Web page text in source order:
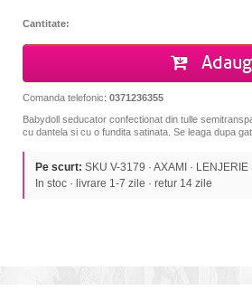
Cantitate:
Comanda telefonic: 0371236355
Babydoll seducator confectionat din tulle
cu dantela si cu o fundita satinata. Se leaga dupa
Pe scurt: SKU V-3179 · AXAMI ·
In stoc · livrare 1-7 zile · retur 14 zile